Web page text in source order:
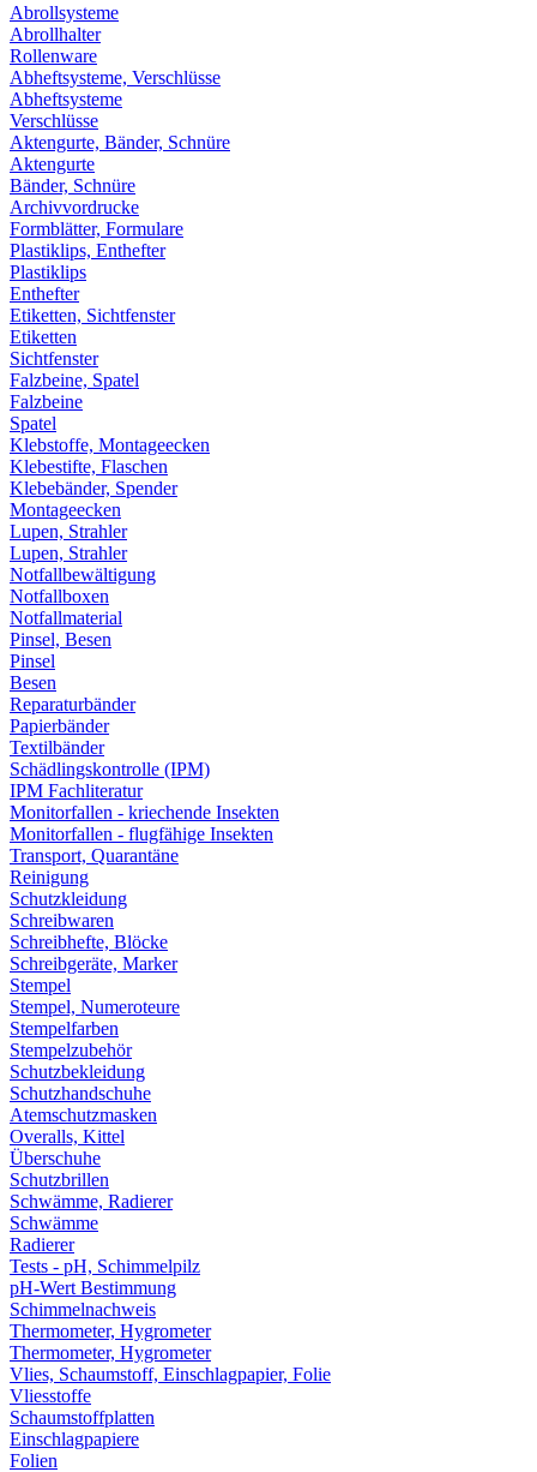
Abrollsysteme
Abrollhalter
Rollenware
Abheftsysteme, Verschlüsse
Abheftsysteme
Verschlüsse
Aktengurte, Bänder, Schnüre
Aktengurte
Bänder, Schnüre
Archivvordrucke
Formblätter, Formulare
Plastiklips, Enthefter
Plastiklips
Enthefter
Etiketten, Sichtfenster
Etiketten
Sichtfenster
Falzbeine, Spatel
Falzbeine
Spatel
Klebstoffe, Montageecken
Klebestifte, Flaschen
Klebebänder, Spender
Montageecken
Lupen, Strahler
Lupen, Strahler
Notfallbewältigung
Notfallboxen
Notfallmaterial
Pinsel, Besen
Pinsel
Besen
Reparaturbänder
Papierbänder
Textilbänder
Schädlingskontrolle (IPM)
IPM Fachliteratur
Monitorfallen - kriechende Insekten
Monitorfallen - flugfähige Insekten
Transport, Quarantäne
Reinigung
Schutzkleidung
Schreibwaren
Schreibhefte, Blöcke
Schreibgeräte, Marker
Stempel
Stempel, Numeroteure
Stempelfarben
Stempelzubehör
Schutzbekleidung
Schutzhandschuhe
Atemschutzmasken
Overalls, Kittel
Überschuhe
Schutzbrillen
Schwämme, Radierer
Schwämme
Radierer
Tests - pH, Schimmelpilz
pH-Wert Bestimmung
Schimmelnachweis
Thermometer, Hygrometer
Thermometer, Hygrometer
Vlies, Schaumstoff, Einschlagpapier, Folie
Vliesstoffe
Schaumstoffplatten
Einschlagpapiere
Folien